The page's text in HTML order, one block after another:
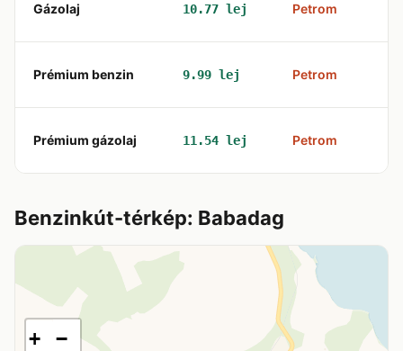
Gázolaj 10.77 lej Petrom
Prémium benzin 9.99 lej Petrom
Prémium gázolaj 11.54 lej Petrom
Benzinkút-térkép: Babadag
+ −